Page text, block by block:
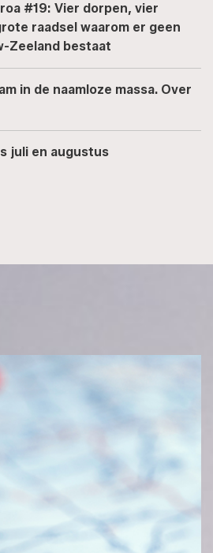
#19: Vier dorpen, vier
raadsel waarom er geen
Zeeland bestaat
in de naamloze massa. Over
juli en augustus